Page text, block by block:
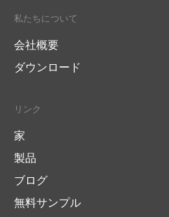
私たちについて
会社概要
ダウンロード
リンク
家
製品
ブログ
無料サンプル